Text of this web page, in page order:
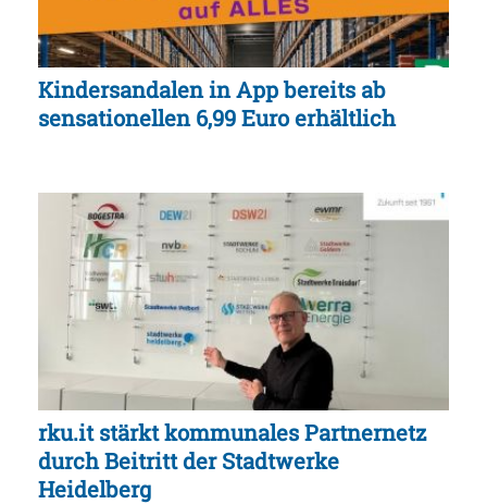
Kindersandalen in App bereits ab
sensationellen 6,99 Euro erhältlich
rku.it stärkt kommunales Partnernetz
durch Beitritt der Stadtwerke
Heidelberg